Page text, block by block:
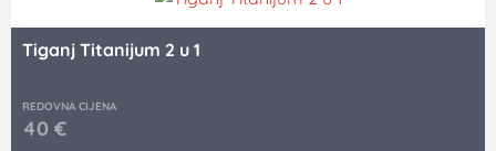
Tiganj Titanijum 2 u 1
REDOVNA CIJENA
40 €